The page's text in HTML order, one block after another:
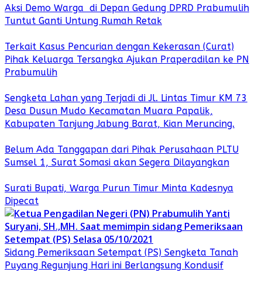
Aksi Demo Warga di Depan Gedung DPRD Prabumulih
Tuntut Ganti Untung Rumah Retak
Terkait Kasus Pencurian dengan Kekerasan (Curat)
Pihak Keluarga Tersangka Ajukan Praperadilan ke PN
Prabumulih
Sengketa Lahan yang Terjadi di Jl. Lintas Timur KM 73
Desa Dusun Mudo Kecamatan Muara Papalik,
Kabupaten Tanjung Jabung Barat, Kian Meruncing.
Belum Ada Tanggapan dari Pihak Perusahaan PLTU
Sumsel 1, Surat Somasi akan Segera Dilayangkan
Surati Bupati, Warga Purun Timur Minta Kadesnya
Dipecat
Sidang Pemeriksaan Setempat (PS) Sengketa Tanah
Puyang Regunjung Hari ini Berlangsung Kondusif